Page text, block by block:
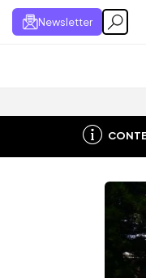
Newsletter